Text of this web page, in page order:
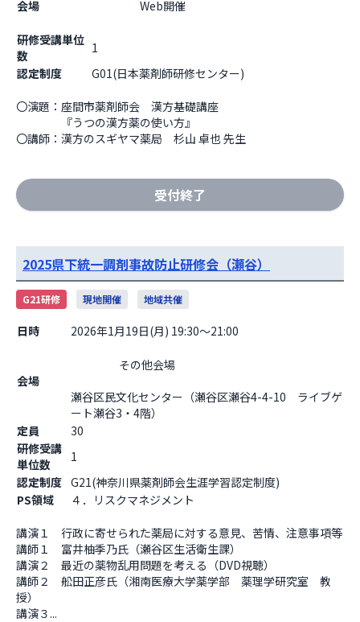
会場
研修受講単位
数
1
認定制度
G01(日本薬剤師研修センター)
〇演題：座間市薬剤師会　漢方基礎講座
『うつの漢方薬の使い方』
〇講師：漢方のスギヤマ薬局　杉山 卓也 先生
受付終了
2025県下統一調剤事故防止研修会（瀬谷）
G21研修 現地開催 地域共催
日時 2026年1月19日(月) 19:30～21:00
会場
瀬谷区民文化センター（瀬谷区瀬谷4-4-10　ライブゲ
ート瀬谷3・4階）
定員
30
研修受講
単位数
1
認定制度 G21(神奈川県薬剤師会生涯学習認定制度)
PS領域
４．リスクマネジメント
講演１　行政に寄せられた薬局に対する意見、苦情、注意事項等
講師１　富井柚季乃氏（瀬谷区生活衛生課）
講演２　最近の薬物乱用問題を考える（DVD視聴）
講師２　舩田正彦氏（湘南医療大学薬学部　薬理学研究室　教
授）
講演３...